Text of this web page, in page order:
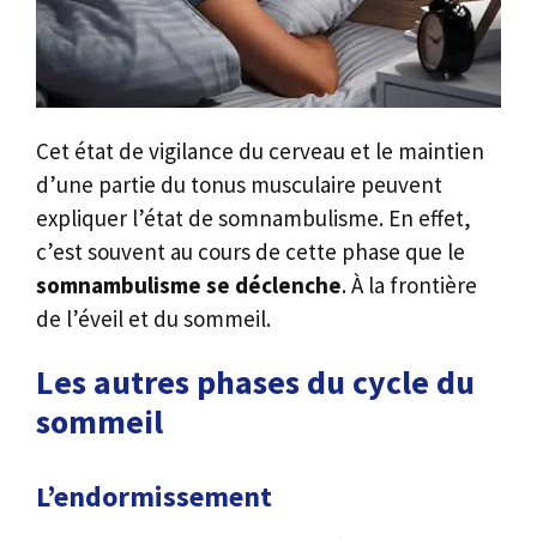
Cet état de vigilance du cerveau et le maintien
d’une partie du tonus musculaire peuvent
expliquer l’état de somnambulisme. En effet,
c’est souvent au cours de cette phase que le
somnambulisme se déclenche. À la frontière
de l’éveil et du sommeil.
Les autres phases du cycle du
sommeil
L’endormissement